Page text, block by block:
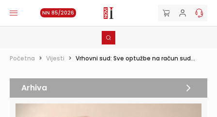
NN 85/2026
Početna > Vijesti > Vrhovni sud: Sve optužbe na račun sud...
Arhiva